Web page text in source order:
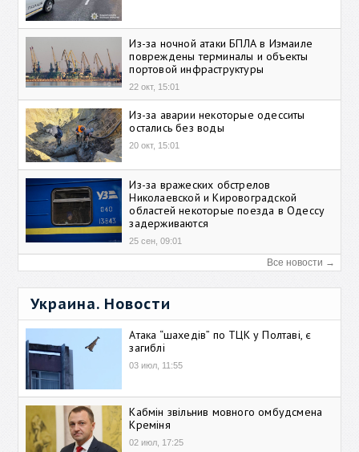
Из-за ночной атаки БПЛА в Измаиле
повреждены терминалы и объекты
портовой инфраструктуры
22 окт, 15:01
Из-за аварии некоторые одесситы
остались без воды
20 окт, 15:01
Из-за вражеских обстрелов
Николаевской и Кировоградской
областей некоторые поезда в Одессу
задерживаются
25 сен, 09:01
Все новости →
Украина. Новости
Атака “шахедів” по ТЦК у Полтаві, є
загиблі
03 июл, 11:55
Кабмін звільнив мовного омбудсмена
Креміня
02 июл, 17:25